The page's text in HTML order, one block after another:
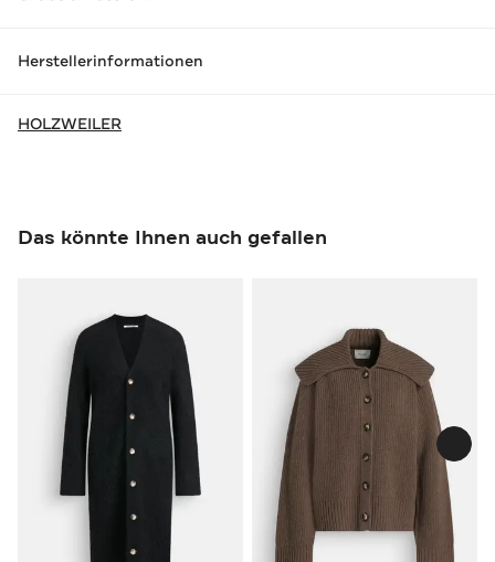
Herstellerinformationen
HOLZWEILER
Das könnte Ihnen auch gefallen